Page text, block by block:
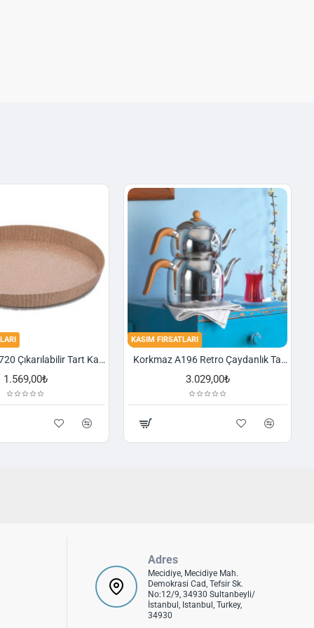
Korkmaz A720 Çıkarılabilir Tart Kalıbı Granit 29,5 cm
1.569,00₺
KASIM FIRSATLARI
Korkmaz A196 Retro Çaydanlık Takımı
3.029,00₺
Adres
Mecidiye, Mecidiye Mah.
Demokrasi Cad, Tefsir Sk.
No:12/9, 34930 Sultanbeyli/
İstanbul, Istanbul, Turkey,
34930